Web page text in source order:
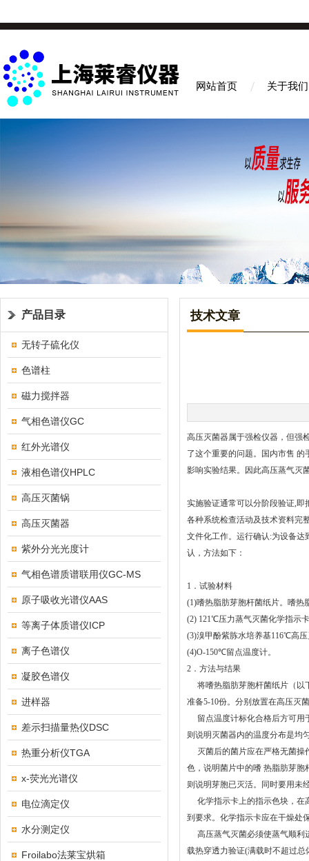
网站首页 关于我们
产品目录
无转子硫化仪
色谱柱
磁力搅拌器
气相色谱仪GC
红外光谱仪
液相色谱仪HPLC
高压灭菌锅
高压灭菌器
紫外分光光度计
气相色谱质谱联用仪GC-MS
原子吸收光谱仪AAS
等离子体质谱仪ICP
离子色谱仪
凝胶色谱仪
进样器
差示扫描量热仪DSC
热重分析仪TGA
x-荧光光谱仪
电位滴定仪
水分测定仪
Froilabo法莱宝烘箱
技术文章
高压灭菌器属于强检仪器，但强
了这个重要的问题。国内市售
影响实验结果。因此高压蒸气灭
实施验证通常可以分阶段验证,
各种系统检查活动及技术资料完
文件化工作。运行确认:为设备达
认，方法如下：
1．试验材料
(1)嗜热脂肪芽胞杆菌纸片。嗜热
(2) 121℃压力蒸气灭菌化学指示
(3)溴甲酚紫胨水培养基116℃高
(4)O-150℃留点温度计。
2．方法与结果
将嗜热脂肪芽胞杆菌纸片（以
准备5-10份。分别放置在高压灭
留点温度计标化合格后方可用
则说明灭菌器内的温度分布是均
灭菌后的菌片应在严格无菌操
色，说明菌片中的嗜 热脂肪芽
则说明芽胞已灭活。同时要用未
化学指示卡上的指示色块，在
到要求。化学指示卡应在干燥处
高压蒸气灭菌必须使蒸气顺利
载热穿透力验证(满载时不超过